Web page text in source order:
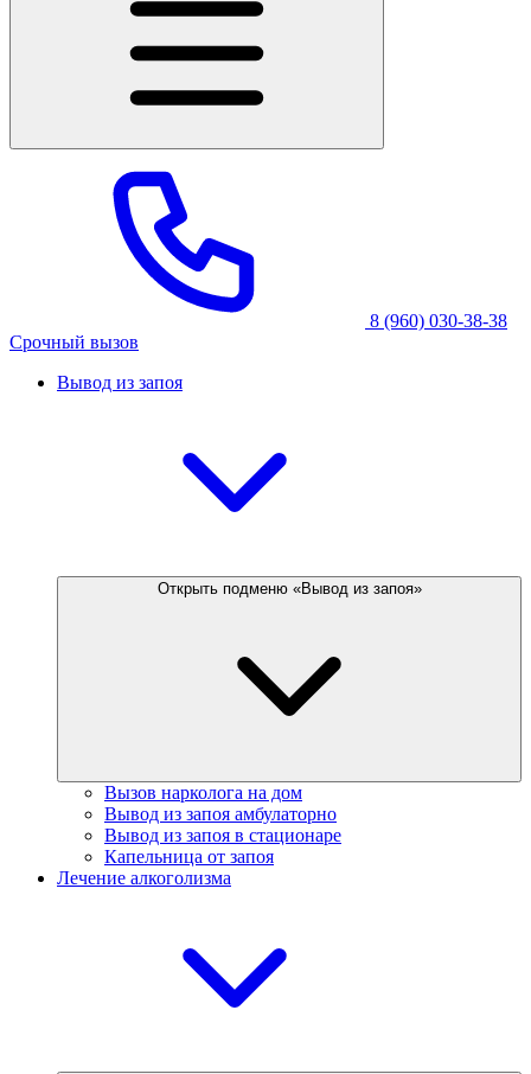
8 (960) 030-38-38
Срочный вызов
Вывод из запоя
Открыть подменю «Вывод из запоя»
Вызов нарколога на дом
Вывод из запоя амбулаторно
Вывод из запоя в стационаре
Капельница от запоя
Лечение алкоголизма